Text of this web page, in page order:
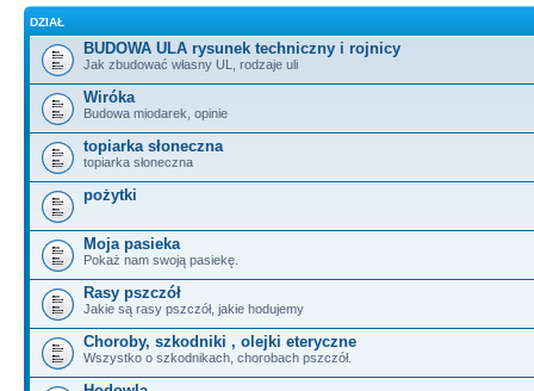
DZIAŁ
BUDOWA ULA rysunek techniczny i rojnicy
Jak zbudować własny UL, rodzaje uli
Wiróka
Budowa miodarek, opinie
topiarka słoneczna
topiarka słoneczna
pożytki
Moja pasieka
Pokaż nam swoją pasiekę.
Rasy pszczół
Jakie są rasy pszczół, jakie hodujemy
Choroby, szkodniki , olejki eteryczne
Wszystko o szkodnikach, chorobach pszczół.